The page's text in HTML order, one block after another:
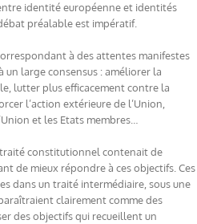
identité européenne et identités
préalable est impératif.
à des attentes manifestes
un large consensus : améliorer la
lutter plus efficacement contre la
l’action extérieure de l’Union,
et les Etats membres…
constitutionnel contenait de
de mieux répondre à ces objectifs. Ces
dans un traité intermédiaire, sous une
clairement comme des
des objectifs qui recueillent un